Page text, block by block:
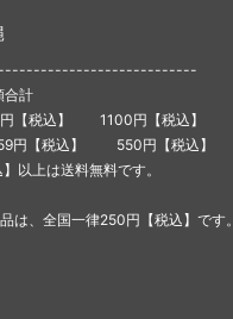
合計
税込】 1100円【税込】
円【税込】 550円【税込】
以上は送料無料です。
は、全国一律250円【税込】です。